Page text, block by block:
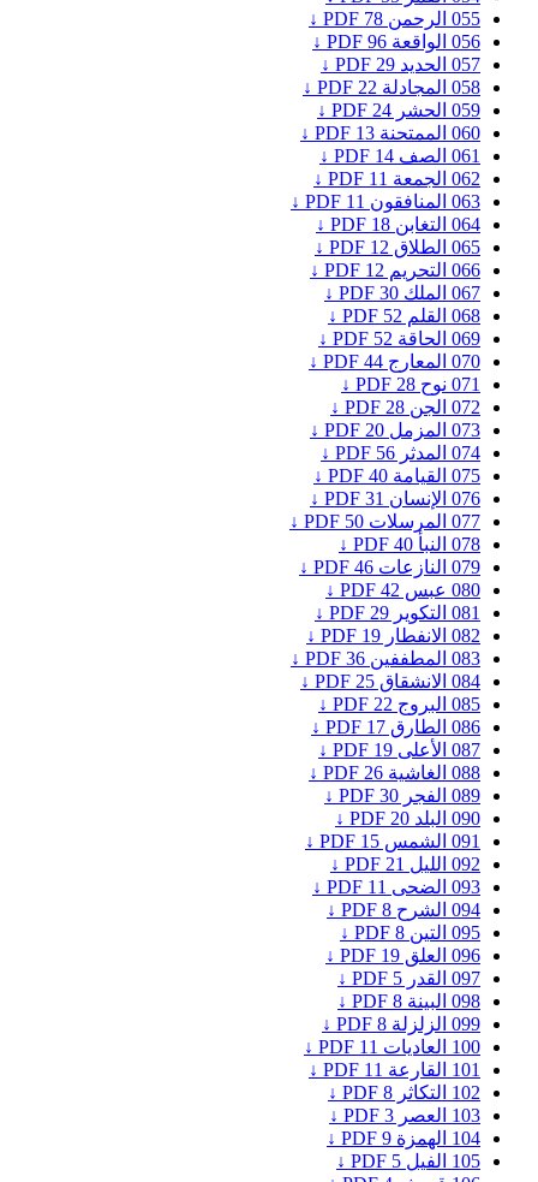
055 الرحمن 78
PDF ↓
056 الواقعة 96
PDF ↓
057 الحديد 29
PDF ↓
058 المجادلة 22
PDF ↓
059 الحشر 24
PDF ↓
060 الممتحنة 13
PDF ↓
061 الصف 14
PDF ↓
062 الجمعة 11
PDF ↓
063 المنافقون 11
PDF ↓
064 التغابن 18
PDF ↓
065 الطلاق 12
PDF ↓
066 التحريم 12
PDF ↓
067 الملك 30
PDF ↓
068 القلم 52
PDF ↓
069 الحاقة 52
PDF ↓
070 المعارج 44
PDF ↓
071 نوح 28
PDF ↓
072 الجن 28
PDF ↓
073 المزمل 20
PDF ↓
074 المدثر 56
PDF ↓
075 القيامة 40
PDF ↓
076 الإنسان 31
PDF ↓
077 المرسلات 50
PDF ↓
078 النبأ 40
PDF ↓
079 النازعات 46
PDF ↓
080 عبس 42
PDF ↓
081 التكوير 29
PDF ↓
082 الانفطار 19
PDF ↓
083 المطففين 36
PDF ↓
084 الانشقاق 25
PDF ↓
085 البروج 22
PDF ↓
086 الطارق 17
PDF ↓
087 الأعلى 19
PDF ↓
088 الغاشية 26
PDF ↓
089 الفجر 30
PDF ↓
090 البلد 20
PDF ↓
091 الشمس 15
PDF ↓
092 الليل 21
PDF ↓
093 الضحى 11
PDF ↓
094 الشرح 8
PDF ↓
095 التين 8
PDF ↓
096 العلق 19
PDF ↓
097 القدر 5
PDF ↓
098 البينة 8
PDF ↓
099 الزلزلة 8
PDF ↓
100 العاديات 11
PDF ↓
101 القارعة 11
PDF ↓
102 التكاثر 8
PDF ↓
103 العصر 3
PDF ↓
104 الهمزة 9
PDF ↓
105 الفيل 5
PDF ↓